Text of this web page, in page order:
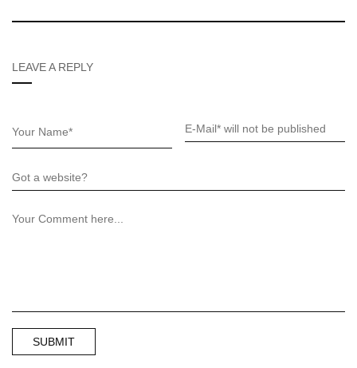
LEAVE A REPLY